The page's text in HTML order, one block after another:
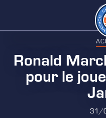
Ronald
pour le
31/